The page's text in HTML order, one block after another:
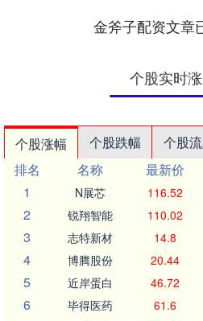
金斧子配资文章
个股实时
个股涨幅 个股跌幅 个股
排名
名称 最新价
1
N展芯 116.52
2 锐翔智能 110.02
3 志特新材 14.8
4 博腾股份 20.44
5 近岸蛋白 46.72
6 毕得医药 61.6